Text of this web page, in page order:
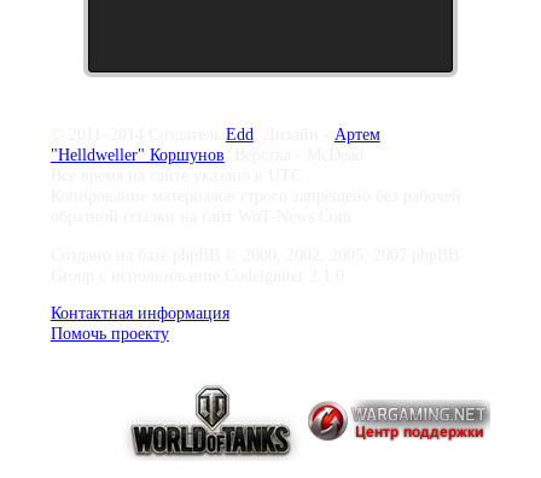
Edd, Дизайн - Артем
"Helldweller" Коршунов
Контактная информация
Помочь проекту